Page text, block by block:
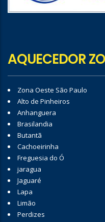
AQUECEDOR
Zona Oeste São Paulo
Alto de Pinheiros
Anhanguera
Brasilandia
Butantã
Cachoeirinha
Freguesia do Ó
jaragua
Jaguaré
Lapa
Limão
Perdizes